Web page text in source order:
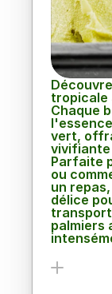
tropicale
Chaque
vert,
Parfaite
ou
un
délice
palmiers